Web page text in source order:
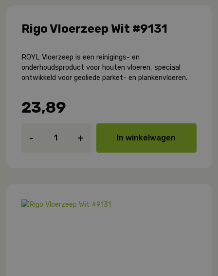
Rigo Vloerzeep Wit #9131
ROYL Vloerzeep is een reinigings- en
onderhoudsproduct voor houten vloeren, speciaal
ontwikkeld voor geoliede parket- en plankenvloeren.
23,89
-
Vloerzeep
+ In winkelwagen